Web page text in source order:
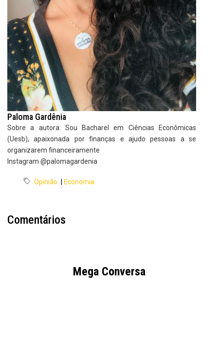
Paloma Gardênia
Sobre a autora: Sou Bacharel em Ciências Econômicas
(Uesb), apaixonada por finanças e ajudo pessoas a se
organizarem financeiramente
Instagram @palomagardenia
Opinião Economia
Comentários
Mega Conversa